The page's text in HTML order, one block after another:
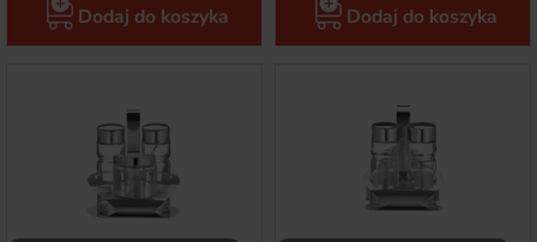
Dodaj do koszyka Dodaj do koszyka